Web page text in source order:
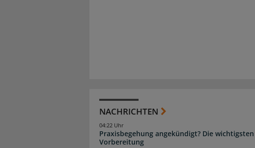
NACHRICHTEN
Praxisbegehung angekündigt? Die
Vorbereitung
04:22 Uhr